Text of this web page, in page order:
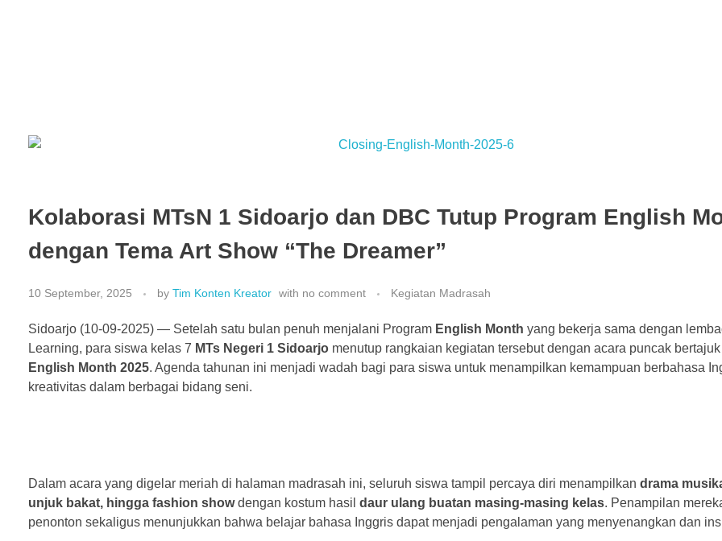
Kolaborasi MTsN 1 Sidoarjo dan DBC Tutup Program English
dengan Tema Art Show “The Dreamer”
10 September, 2025 by Tim Konten Kreator with no comment Kegiatan Madrasah
Sidoarjo (10-09-2025) — Setelah satu bulan penuh menjalani Program English Month yang bekerja sama dengan
Learning, para siswa kelas 7 MTs Negeri 1 Sidoarjo menutup rangkaian kegiatan tersebut dengan acara puncak bertajuk
English Month 2025. Agenda tahunan ini menjadi wadah bagi para siswa untuk menampilkan kemampuan berbahasa
kreativitas dalam berbagai bidang seni.
Dalam acara yang digelar meriah di halaman madrasah ini, seluruh siswa tampil percaya diri menampilkan drama
unjuk bakat, hingga fashion showdengan kostum hasil daur ulang buatan masing-masing kelas. Penampilan
penonton sekaligus menunjukkan bahwa belajar bahasa Inggris dapat menjadi pengalaman yang menyenangkan dan